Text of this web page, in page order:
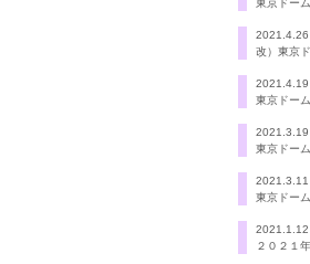
東京ドー
2021.4.26
改）東京
2021.4.19
東京ドー
2021.3.19
東京ドー
2021.3.11
東京ドー
2021.1.12
２０２１